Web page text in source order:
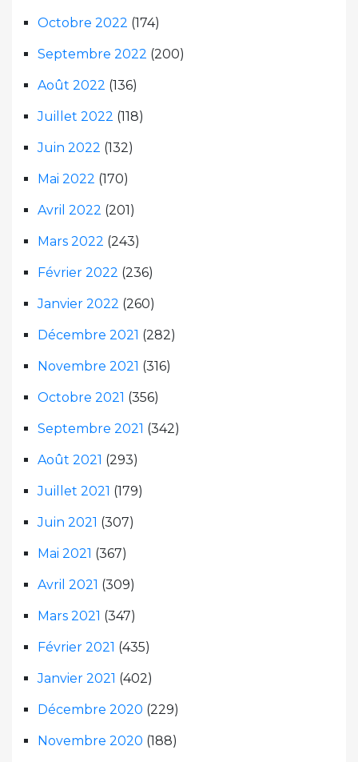
Octobre 2022 (174)
Septembre 2022 (200)
Août 2022 (136)
Juillet 2022 (118)
Juin 2022 (132)
Mai 2022 (170)
Avril 2022 (201)
Mars 2022 (243)
Février 2022 (236)
Janvier 2022 (260)
Décembre 2021 (282)
Novembre 2021 (316)
Octobre 2021 (356)
Septembre 2021 (342)
Août 2021 (293)
Juillet 2021 (179)
Juin 2021 (307)
Mai 2021 (367)
Avril 2021 (309)
Mars 2021 (347)
Février 2021 (435)
Janvier 2021 (402)
Décembre 2020 (229)
Novembre 2020 (188)